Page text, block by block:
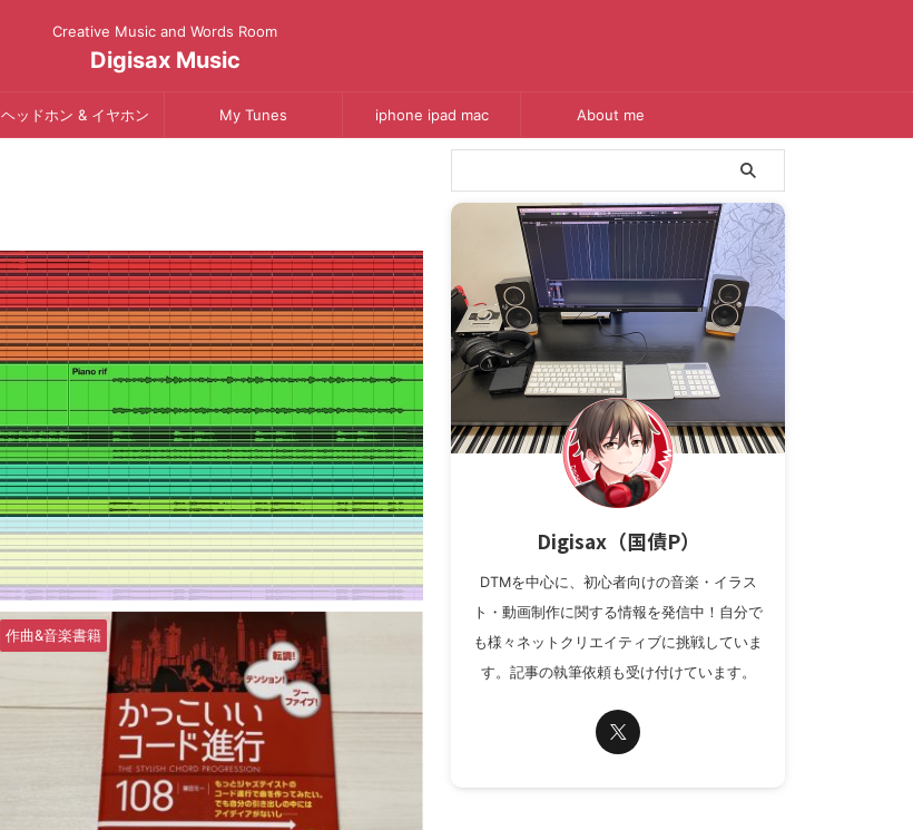
Creative Music and Words Room
Digisax Music
ヘッドホン & イヤホン My Tunes iphone ipad mac About me
作曲&音楽書籍
Digisax（国債P）
DTMを中心に、初心者向けの音楽・イラス
ト・動画制作に関する情報を発信中！自分で
も様々ネットクリエイティブに挑戦していま
す。記事の執筆依頼も受け付けています。